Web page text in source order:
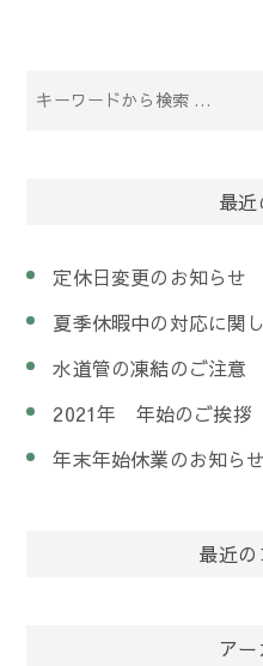
最
定休日変更のお知らせ
夏季休暇中の対応に関
水道管の凍結のご注意
2021年 年始のご挨拶
年末年始休業のお知らせ
最近の
ア